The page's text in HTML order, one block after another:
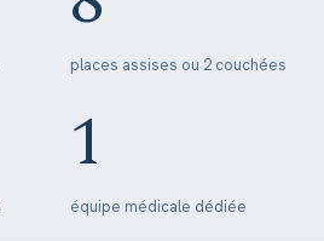
places assises ou 2 couchées
1
équipe médicale dédiée